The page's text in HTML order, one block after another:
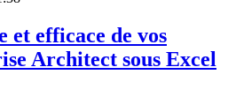
et efficace de vos
Architect sous Excel